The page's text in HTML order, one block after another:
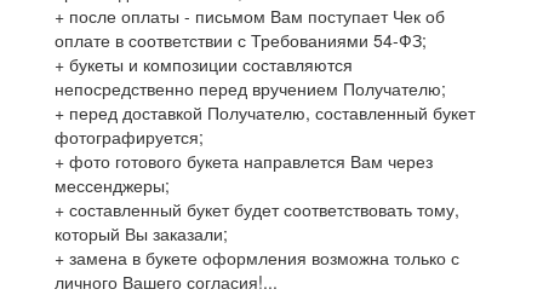
+ после оплаты - письмом Вам поступает Чек об
оплате в соответствии с Требованиями 54-ФЗ;
+ букеты и композиции составляются
непосредственно перед вручением Получателю;
+ перед доставкой Получателю, составленный букет
фотографируется;
+ фото готового букета направлется Вам через
мессенджеры;
+ составленный букет будет соответствовать тому,
который Вы заказали;
+ замена в букете оформления возможна только с
личного Вашего согласия!...